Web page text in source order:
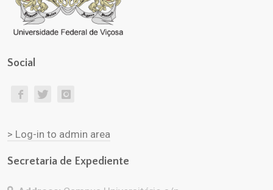
Social
> Log-in to admin area
Secretaria de Expediente